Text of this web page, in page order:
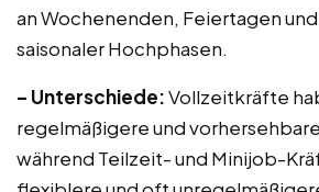
an Wochenenden, Feiertagen
saisonaler Hochphasen.
– Unterschiede:Vollzeitkräfte
regelmäßigere und
während Teilzeit- und Minijob-